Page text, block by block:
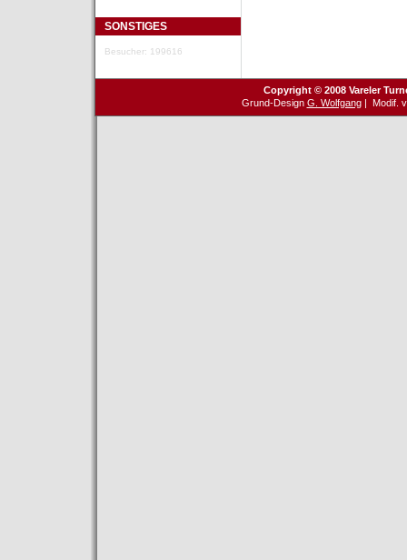
SONSTIGES
Besucher: 199616
Copyright © 2008 Vareler
Grund-Design G. Wolfgang| Modif.